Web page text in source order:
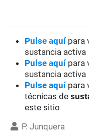
Pulse aquípara
sustancia activa
Pulse aquípara
sustancia activa
Pulse aquí para
técnicas de
este sitio
P. Junquera